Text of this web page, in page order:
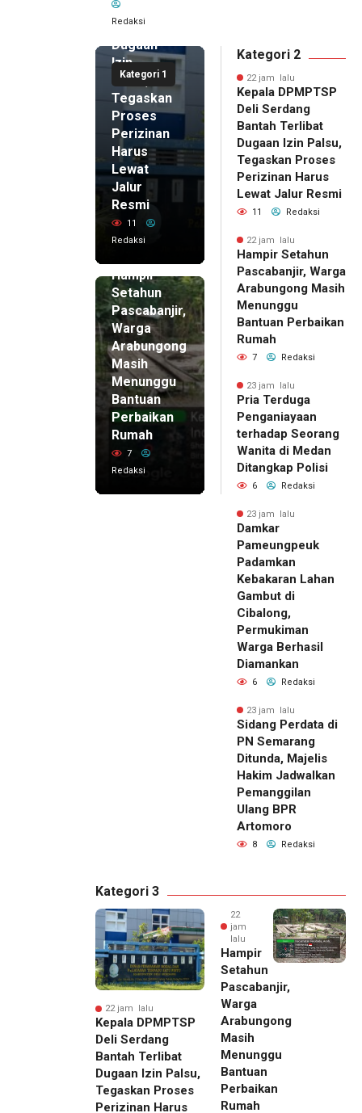
Redaksi
Kategori 1
Bantah
Terlibat
Dugaan
Izin
Palsu,
Tegaskan
Proses
Perizinan
Harus
Lewat
Jalur
Resmi
11
Redaksi
Hampir
Setahun
Pascabanjir,
Warga
Arabungong
Masih
Menunggu
Bantuan
Perbaikan
Rumah
7
Redaksi
Kategori 2
22 jam lalu
Kepala DPMPTSP
Deli Serdang
Bantah Terlibat
Dugaan Izin Palsu,
Tegaskan Proses
Perizinan Harus
Lewat Jalur Resmi
11 Redaksi
22 jam lalu
Hampir Setahun
Pascabanjir, Warga
Arabungong Masih
Menunggu
Bantuan Perbaikan
Rumah
7 Redaksi
23 jam lalu
Pria Terduga
Penganiayaan
terhadap Seorang
Wanita di Medan
Ditangkap Polisi
6 Redaksi
23 jam lalu
Damkar
Pameungpeuk
Padamkan
Kebakaran Lahan
Gambut di
Cibalong,
Permukiman
Warga Berhasil
Diamankan
6 Redaksi
23 jam lalu
Sidang Perdata di
PN Semarang
Ditunda, Majelis
Hakim Jadwalkan
Pemanggilan
Ulang BPR
Artomoro
8 Redaksi
Kategori 3
22 jam lalu
Kepala DPMPTSP
Deli Serdang
Bantah Terlibat
Dugaan Izin Palsu,
Tegaskan Proses
Perizinan Harus
22
jam
lalu
Hampir
Setahun
Pascabanjir,
Warga
Arabungong
Masih
Menunggu
Bantuan
Perbaikan
Rumah